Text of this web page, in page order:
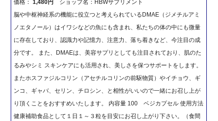
価格：1,480円
ショップ名：HBWサプリメント
脳や中枢神経系の機能に役立つと考えられているDMAE（ジメチルアミ
ノエタノール）はイワシなどの魚にも含まれ、私たちの体の中にも微量
に存在しており、認識力や記憶力、注意力、落ち着きなど、今注目の成
分です。 また、DMAEは、美容サプリとしても注目されており、肌のた
るみやシミ スキンケアにも活用され、美しさを保つサポートをします。
またホスファジルコリン（アセチルコリンの前駆物質）やイチョウ、ギ
ンコ、ギャバ、セリン、チロシン、と相性がいいので一緒にお召し上が
り頂くことをおすすめいたします。 内容量 100 ベジカプセル 使用方法
健康補助食品として１日１～３粒を目安にお召し上がり下さい。（食間